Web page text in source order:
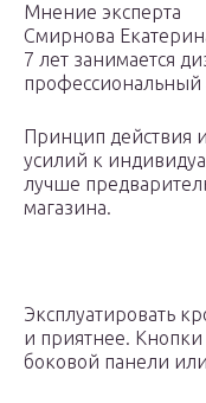
Мнение эксперта
Смирнова
7 лет занимается
профессиональный
Принцип действия
усилий к
лучше
магазина.
Эксплуатировать
и приятнее.
боковой панели